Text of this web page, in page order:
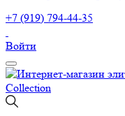
+7 (919) 794-44-35
Войти